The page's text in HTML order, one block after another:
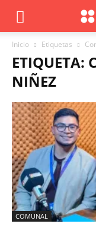
Inicio Etiquetas
ETIQUETA:
NIÑEZ
COMUNAL